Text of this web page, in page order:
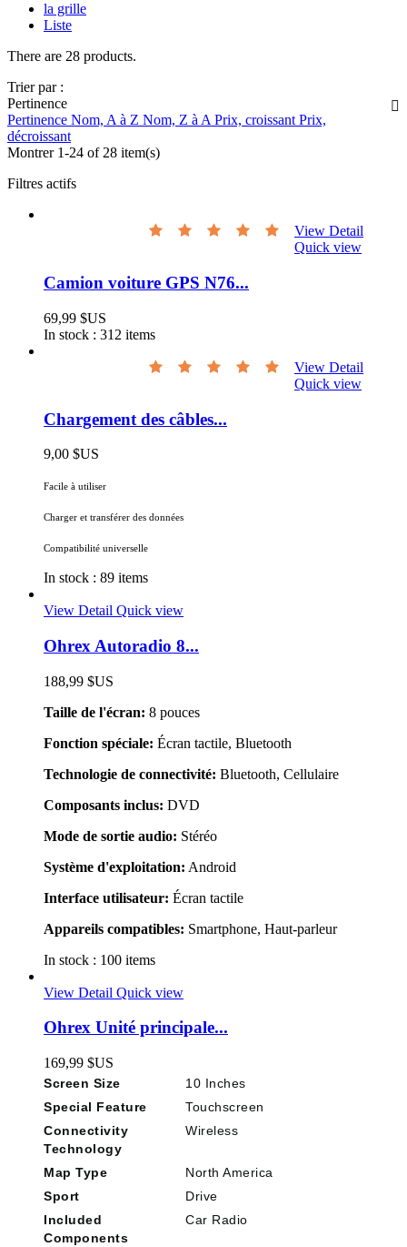
la grille
Liste
There are 28 products.
Trier par :
Pertinence

Pertinence Nom, A à Z Nom, Z à APrix, croissantPrix,
décroissant
Montrer 1-24 of 28 item(s)
Filtres actifs
View Detail
Quick view
Camion voiture GPS N76...
69,99 $US
In stock : 312 items
View Detail
Quick view
Chargement des câbles...
9,00 $US
Facile à utiliser
Charger et transférer des données
Compatibilité universelle
In stock : 89 items
View Detail Quick view
Ohrex Autoradio 8...
188,99 $US
Taille de l'écran: 8 pouces
Fonction spéciale: Écran tactile, Bluetooth
Technologie de connectivité: Bluetooth, Cellulaire
Composants inclus: DVD
Mode de sortie audio: Stéréo
Système d'exploitation: Android
Interface utilisateur: Écran tactile
Appareils compatibles: Smartphone, Haut-parleur
In stock : 100 items
View Detail Quick view
Ohrex Unité principale...
169,99 $US
Screen Size
10 Inches
Special Feature
Touchscreen
Connectivity
Technology
Wireless
Map Type
North America
Sport
Drive
Included
Components
Car Radio